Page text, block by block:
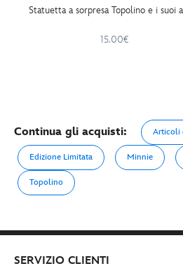
Statuetta a sorpresa Topolino e i suoi
15.00€
Continua gli acquisti: Articoli
Edizione Limitata Minnie
Topolino
SERVIZIO CLIENTI